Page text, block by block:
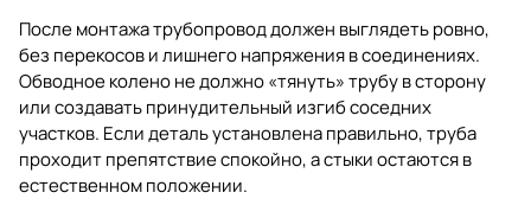
После монтажа трубопровод должен выглядеть ровно,
без перекосов и лишнего напряжения в соединениях.
Обводное колено не должно «тянуть» трубу в сторону
или создавать принудительный изгиб соседних
участков. Если деталь установлена правильно, труба
проходит препятствие спокойно, а стыки остаются в
естественном положении.